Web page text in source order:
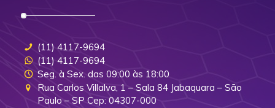
(11) 4117-9694
(11) 4117-9694
Seg. à Sex. das 09:00 às 18:00
Rua Carlos Villalva, 1 – Sala 84 Jabaquara – São
Paulo – SP Cep: 04307-000